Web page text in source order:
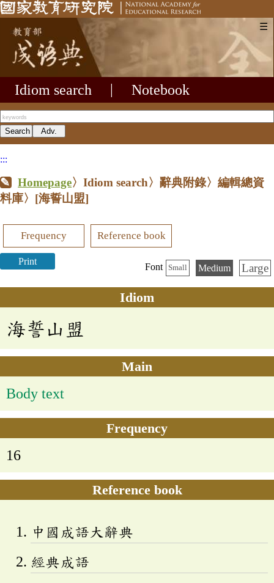
☰
Idiom search Notebook
:::
Homepage〉Idiom search〉辭典附錄〉編輯總資
料庫〉 [海誓山盟]
Frequency Reference book
Print
Font Small Medium Large
Idiom
海誓山盟
Main
Body text
Frequency
16
Reference book
中國成語大辭典
經典成語